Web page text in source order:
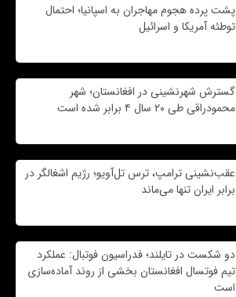
پشت پرده هجوم مهاجران به اسپانیا؛ احتمال
توطئه آمریکا و اسرائیل
گسترش شهرنشینی در افغانستان؛ شهر
محمودراقی طی ۲۰ سال ۴ برابر شده است
عقب‌نشینی ترامپ، ترس تل‌آویو؛ رژیم اشغالگر در
برابر ایران تنها می‌ماند
دو شکست در تایلند؛ فدراسیون فوتبال: عملکرد
تیم فوتسال افغانستان بخشی از روند آماده‌سازی
است